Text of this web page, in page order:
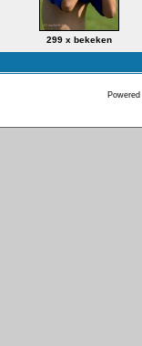
299 x bekeken